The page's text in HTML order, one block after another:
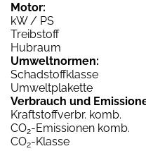
Motor:
kW / PS
Treibstoff
Hubraum
Umweltnormen:
Schadstoffklasse
Umweltplakette
Verbrauch und
Kraftstoffverbr. komb.
CO2-Emissionen komb.
CO2-Klasse